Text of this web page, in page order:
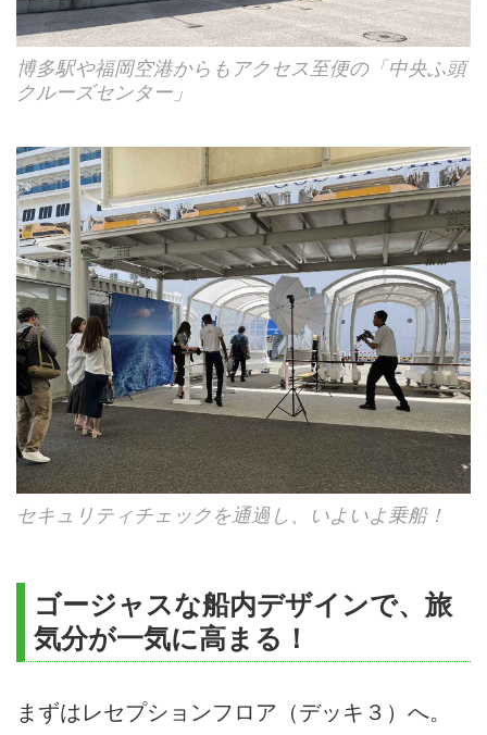
博多駅や福岡空港からもアクセス至便の「中央ふ頭
クルーズセンター」
セキュリティチェックを通過し、いよいよ乗船！
ゴージャスな船内デザインで、旅
気分が一気に高まる！
まずはレセプションフロア（デッキ３）へ。